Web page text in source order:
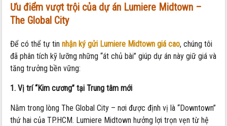
Ưu điểm vượt trội của dự án Lumiere Midtown –
The Global City
Để có thể tự tinnhận ký gửi Lumiere Midtown giá cao, chúng tôi
đã phân tích kỹ lưỡng những “át chủ bài” giúp dự án này giữ giá và
tăng trưởng bền vững:
1. Vị trí “Kim cương” tại Trung tâm mới
Nằm trong lòng The Global City – nơi được định vị là “Downtown”
thứ hai của TP.HCM. Lumiere Midtown hưởng lợi trọn vẹn từ hệ